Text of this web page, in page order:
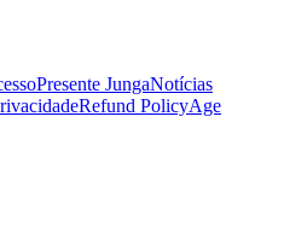
Presente JungaNotícias
Refund PolicyAge